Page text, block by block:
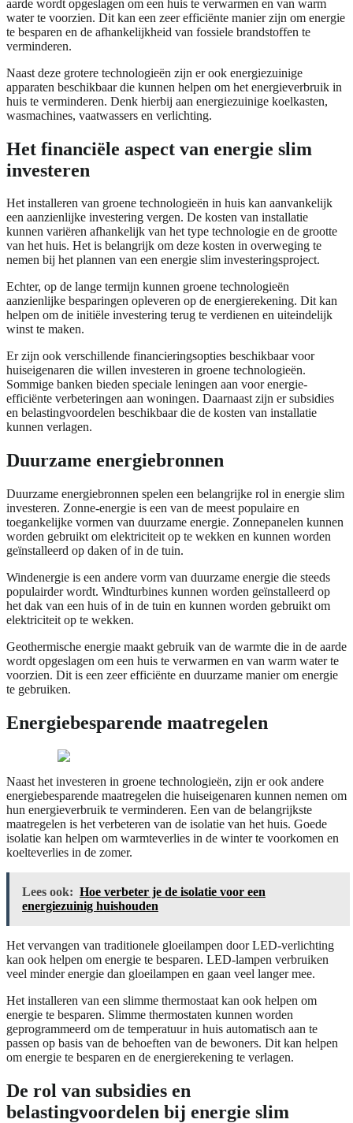
aarde wordt opgeslagen om een huis te verwarmen en van warm
water te voorzien. Dit kan een zeer efficiënte manier zijn om energie
te besparen en de afhankelijkheid van fossiele brandstoffen te
verminderen.
Naast deze grotere technologieën zijn er ook energiezuinige
apparaten beschikbaar die kunnen helpen om het energieverbruik in
huis te verminderen. Denk hierbij aan energiezuinige koelkasten,
wasmachines, vaatwassers en verlichting.
Het financiële aspect van energie slim
investeren
Het installeren van groene technologieën in huis kan aanvankelijk
een aanzienlijke investering vergen. De kosten van installatie
kunnen variëren afhankelijk van het type technologie en de grootte
van het huis. Het is belangrijk om deze kosten in overweging te
nemen bij het plannen van een energie slim investeringsproject.
Echter, op de lange termijn kunnen groene technologieën
aanzienlijke besparingen opleveren op de energierekening. Dit kan
helpen om de initiële investering terug te verdienen en uiteindelijk
winst te maken.
Er zijn ook verschillende financieringsopties beschikbaar voor
huiseigenaren die willen investeren in groene technologieën.
Sommige banken bieden speciale leningen aan voor energie-
efficiënte verbeteringen aan woningen. Daarnaast zijn er subsidies
en belastingvoordelen beschikbaar die de kosten van installatie
kunnen verlagen.
Duurzame energiebronnen
Duurzame energiebronnen spelen een belangrijke rol in energie slim
investeren. Zonne-energie is een van de meest populaire en
toegankelijke vormen van duurzame energie. Zonnepanelen kunnen
worden gebruikt om elektriciteit op te wekken en kunnen worden
geïnstalleerd op daken of in de tuin.
Windenergie is een andere vorm van duurzame energie die steeds
populairder wordt. Windturbines kunnen worden geïnstalleerd op
het dak van een huis of in de tuin en kunnen worden gebruikt om
elektriciteit op te wekken.
Geothermische energie maakt gebruik van de warmte die in de aarde
wordt opgeslagen om een huis te verwarmen en van warm water te
voorzien. Dit is een zeer efficiënte en duurzame manier om energie
te gebruiken.
Energiebesparende maatregelen
Naast het investeren in groene technologieën, zijn er ook andere
energiebesparende maatregelen die huiseigenaren kunnen nemen om
hun energieverbruik te verminderen. Een van de belangrijkste
maatregelen is het verbeteren van de isolatie van het huis. Goede
isolatie kan helpen om warmteverlies in de winter te voorkomen en
koelteverlies in de zomer.
Lees ook: Hoe verbeter je de isolatie voor een
energiezuinig huishouden
Het vervangen van traditionele gloeilampen door LED-verlichting
kan ook helpen om energie te besparen. LED-lampen verbruiken
veel minder energie dan gloeilampen en gaan veel langer mee.
Het installeren van een slimme thermostaat kan ook helpen om
energie te besparen. Slimme thermostaten kunnen worden
geprogrammeerd om de temperatuur in huis automatisch aan te
passen op basis van de behoeften van de bewoners. Dit kan helpen
om energie te besparen en de energierekening te verlagen.
De rol van subsidies en
belastingvoordelen bij energie slim